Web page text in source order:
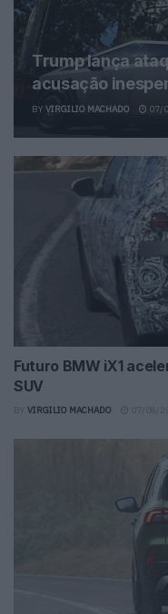
Trump lança
acusação
BY VIRGILIO MACHADO 07/
Futuro BMW iX1
SUV
VIRGILIO MACHADO